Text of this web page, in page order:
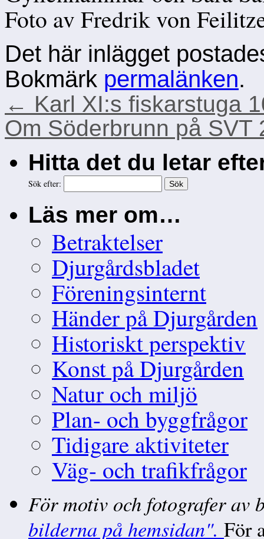
Foto av Fredrik von
Det här inlägget
Bokmärk permalänken.
← Karl XI:s fiskarstuga
Om Söderbrunn på
Hitta det du letar
Sök efter:
Läs mer om…
Betraktelser
Djurgårdsbladet
Föreningsinternt
Händer på Djurgården
Historiskt perspektiv
Konst på Djurgården
Natur och miljö
Plan- och byggfrågor
Tidigare aktiviteter
Väg- och trafikfrågor
För motiv och fotografer av
bilderna på hemsidan". För